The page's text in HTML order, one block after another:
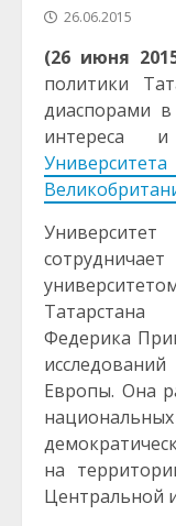
26.06.2015
(26 июня
политики
диаспорами
интереса и
Федерика
Европы. Она
на
Центральной